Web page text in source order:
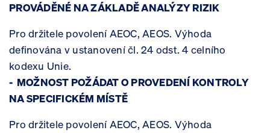
PROVÁDĚNÉ NA ZÁKLADĚ ANALÝZY RIZIK
Pro držitele povolení AEOC, AEOS. Výhoda
definována v ustanovení čl. 24 odst. 4 celního
kodexu Unie.
- MOŽNOST POŽÁDAT O PROVEDENÍ KONTROLY
NA SPECIFICKÉM MÍSTĚ
Pro držitele povolení AEOC, AEOS. Výhoda